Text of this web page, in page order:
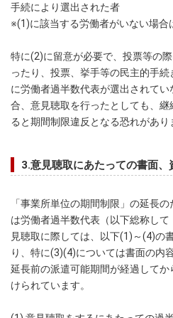
手続により選出された者
※(1)に該当する労働者がいない場
特に(2)に留意が必要で、投票等の
ったり、投票、挙手等の民主的手
に労働者過半数代表が選出されて
合、意見聴取を行ったとしても、
ると期間制限違反となる恐れがあり
3.意見聴取にあたっての書面、
「事業所単位の期間制限」の延長
は労働者過半数代表（以下総称し
見聴取に際しては、以下(1)～(4)の
り、特に(3)(4)については書面の内
延長前の派遣可能期間が経過して
けられています。